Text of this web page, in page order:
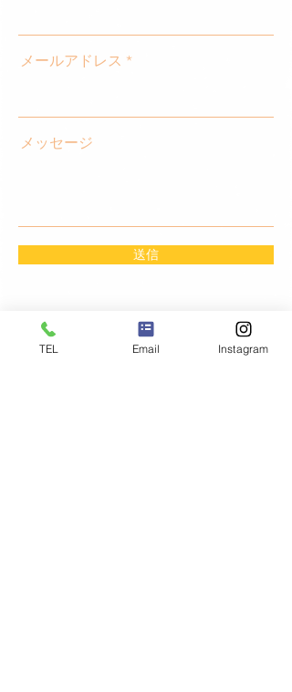
メールアドレス
メッセージ
送信
TEL Email Instagram